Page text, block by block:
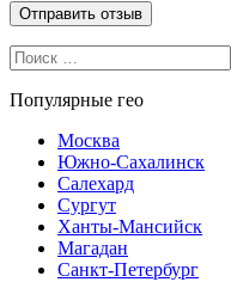
Search
for:
Популярные гео
Москва
Южно-Сахалинск
Салехард
Сургут
Ханты-Мансийск
Магадан
Санкт-Петербург